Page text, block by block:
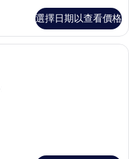
選擇日期以查看價格
級雙床房, 非吸煙房 | 羽絨被、舒適